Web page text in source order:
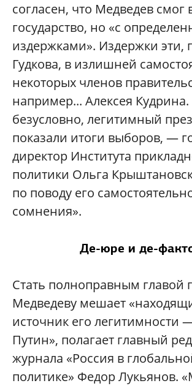
согласен, что Медведев смог
государство, но «с
издержками». Издержки
Гудкова, в излишней
некоторых членов
например... Алексея
безусловно, легитимный
показали итоги выборов, —
директор Института
политики Ольга
по поводу его
сомнения».
Де-юре и де-
Стать полноправным главой
Медведеву мешает
источник его легитимности
Путин», полагает главный
журнала «Россия в
политике» Федор Лукьянов.